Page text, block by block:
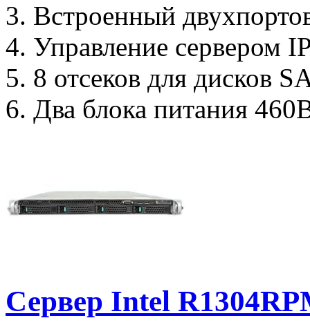
3. Встроенный
4. Управление сервером
5. 8 отсеков для дисков
6. Два блока питания
Сервер Intel